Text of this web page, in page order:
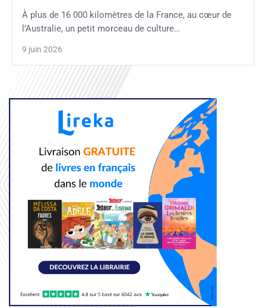
À plus de 16 000 kilomètres de la France, au cœur de
l’Australie, un petit morceau de culture…
9 juin 2026